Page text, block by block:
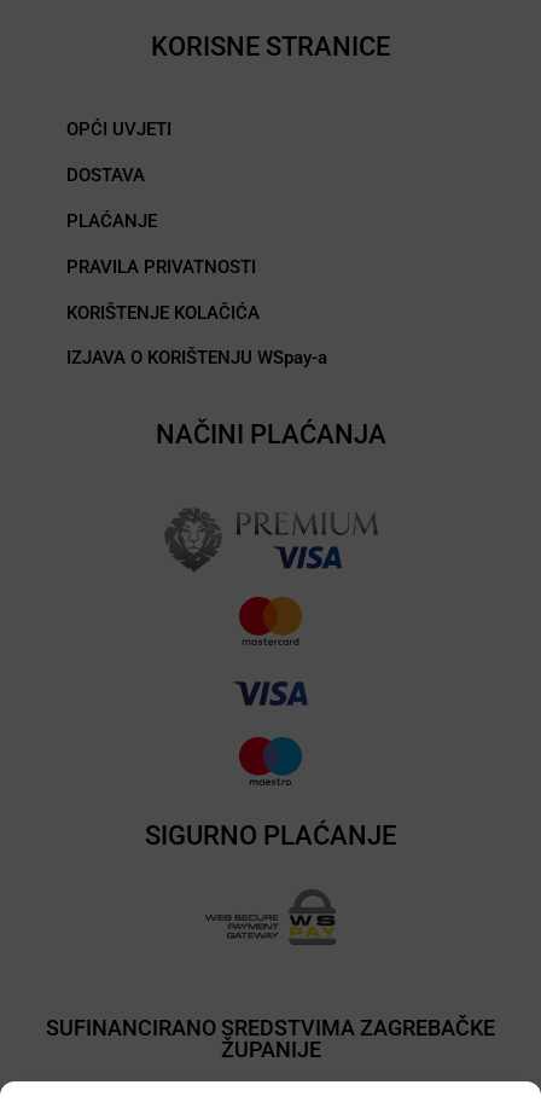
KORISNE STRANICE
OPĆI UVJETI
DOSTAVA
PLAĆANJE
PRAVILA PRIVATNOSTI
KORIŠTENJE KOLAČIĆA
IZJAVA O KORIŠTENJU WSpay-a
NAČINI PLAĆANJA
SIGURNO PLAĆANJE
SUFINANCIRANO SREDSTVIMA ZAGREBAČKE
ŽUPANIJE